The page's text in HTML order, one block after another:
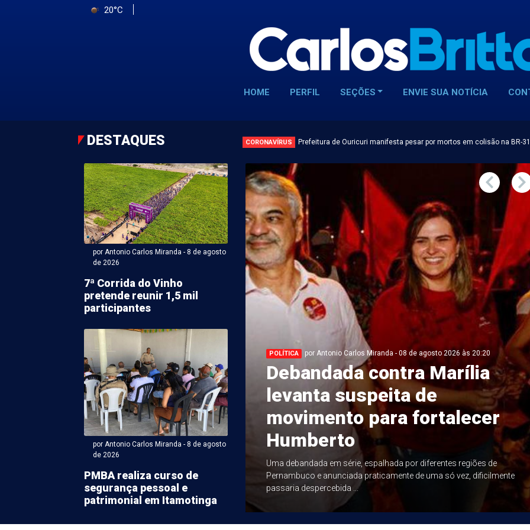
20°C
HOME PERFIL SEÇÕES ENVIE SUA NOTÍCIA
DESTAQUES CORONAVÍRUS Prefeitura de Ouricuri manifesta pesar por mortos em colisão na BR-
por Antonio Carlos Miranda - 8 de agosto
de 2026
7ª Corrida do Vinho
pretende reunir 1,5 mil
participantes
por Antonio Carlos Miranda - 8 de agosto
de 2026
PMBA realiza curso de
segurança pessoal e
patrimonial em Itamotinga
Carlos Miranda - 08 de agosto 2026 às 15:26
autua 10 falsos
de educação
escolas de PE
de Educação Física da 12ª Região/Pernambuco
POLÍTICA por Antonio Carlos Miranda - 08 de agosto 2026 às 20:20
Debandada contra Marília
levanta suspeita de
movimento para fortalecer
Humberto
Uma debandada em série, espalhada por diferentes regiões de
Pernambuco e anunciada praticamente de uma só vez, dificilmente
passaria despercebida ...